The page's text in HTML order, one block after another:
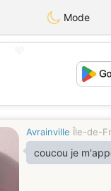
Mode
Avrainville Île-de-
coucou je